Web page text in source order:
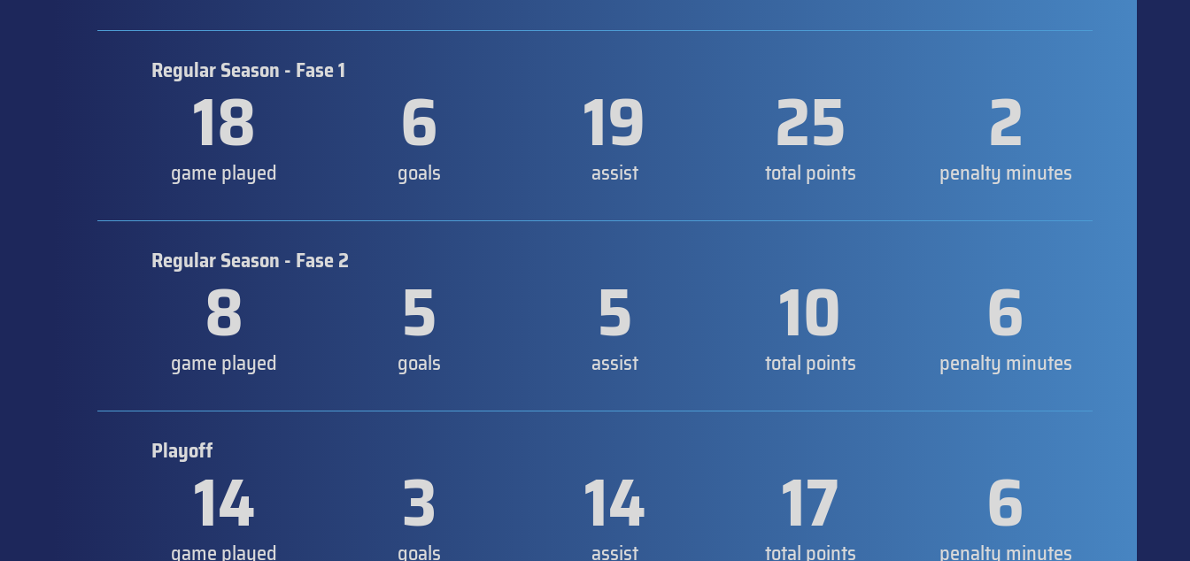
Regular Season - Fase 1
18
game played 6
goals 19
assist 25
total points 2
penalty minutes
Regular Season - Fase 2
8
game played 5
goals 5
assist 10
total points 6
penalty minutes
Playoff14
game played 3
goals 14
assist 17
total points 6
penalty minutes